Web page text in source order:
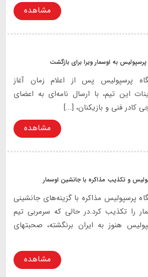
مشاهده
پرسپولیس به اوسمار ویرا برای بازگشت
پرسپولیس پس از اعلام زمان آغاز
این تیم، با ارسال نامه‌ای به اعضای
کادر فنی و بازیکنان، [...]
مشاهده
و تکذیب مذاکره با جانشین اوسمار
پرسپولیس مذاکره با گزینه‌های جانشینی
را تکذیب کرد.در حالی که سرمربی تیم
هنوز به ایران برنگشته، صحبتهای
مشاهده